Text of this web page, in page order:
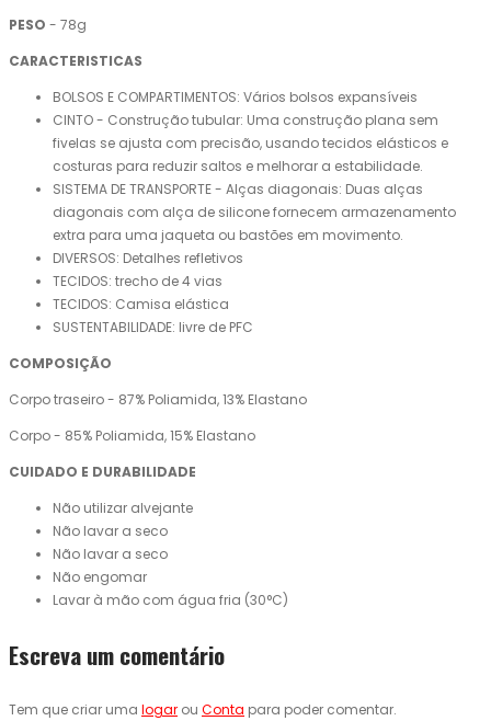
PESO - 78g
CARACTERISTICAS
BOLSOS E COMPARTIMENTOS: Vários bolsos expansíveis
CINTO - Construção tubular: Uma construção plana sem
fivelas se ajusta com precisão, usando tecidos elásticos e
costuras para reduzir saltos e melhorar a estabilidade.
SISTEMA DE TRANSPORTE - Alças diagonais: Duas alças
diagonais com alça de silicone fornecem armazenamento
extra para uma jaqueta ou bastões em movimento.
DIVERSOS: Detalhes refletivos
TECIDOS: trecho de 4 vias
TECIDOS: Camisa elástica
SUSTENTABILIDADE: livre de PFC
COMPOSIÇÃO
Corpo traseiro - 87% Poliamida, 13% Elastano
Corpo - 85% Poliamida, 15% Elastano
CUIDADO E DURABILIDADE
Não utilizar alvejante
Não lavar a seco
Não lavar a seco
Não engomar
Lavar à mão com água fria (30°C)
Escreva um comentário
Tem que criar uma logar ou Conta para poder comentar.